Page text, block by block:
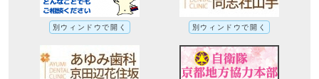
別ウィンドウで開く 別ウィンドウで開く